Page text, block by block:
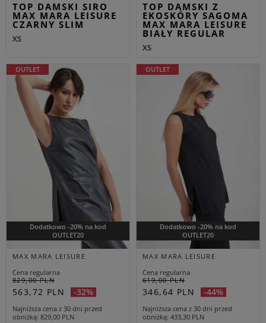
TOP DAMSKI SIRO
MAX MARA LEISURE
CZARNY SLIM
XS
TOP DAMSKI Z
EKOSKÓRY SAGOMA
MAX MARA LEISURE
BIAŁY REGULAR
XS
Dodatkowo -20% na kod
OUTLET20
OUTLET
MAX MARA LEISURE
Cena regularna
829,00 PLN
563,72 PLN -32%
Najniższa cena z 30 dni przed
obniżką 829,00 PLN
Dodatkowo -20% na kod
OUTLET20
OUTLET
MAX MARA LEISURE
Cena regularna
619,00 PLN
346,64 PLN -44%
Najniższa cena z 30 dni przed
obniżką 433,30 PLN